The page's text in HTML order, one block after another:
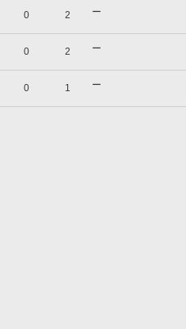
0 2 ー
0 2 ー
0 1 ー